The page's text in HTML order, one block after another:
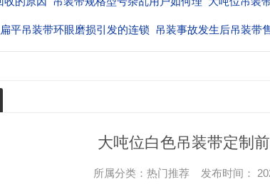
扁平吊装带环眼磨损引发的连锁 吊装事故发生后吊装带
大吨位白色吊装带定制
所属分类：热门推荐 发布时间：